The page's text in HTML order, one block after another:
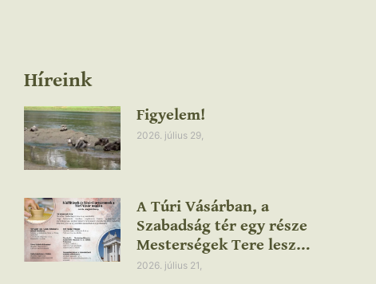
Híreink
Figyelem!
2026. július 29,
A Túri Vásárban, a
Szabadság tér egy része
Mesterségek Tere lesz…
2026. július 21,